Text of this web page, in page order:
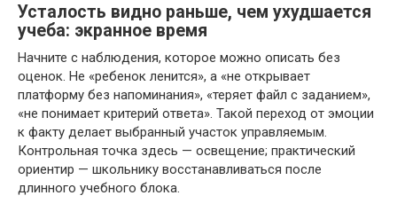
Усталость видно раньше, чем ухудшается
учеба: экранное время
Начните с наблюдения, которое можно описать без
оценок. Не «ребенок ленится», а «не открывает
платформу без напоминания», «теряет файл с заданием»,
«не понимает критерий ответа». Такой переход от эмоции
к факту делает выбранный участок управляемым.
Контрольная точка здесь — освещение; практический
ориентир — школьнику восстанавливаться после
длинного учебного блока.